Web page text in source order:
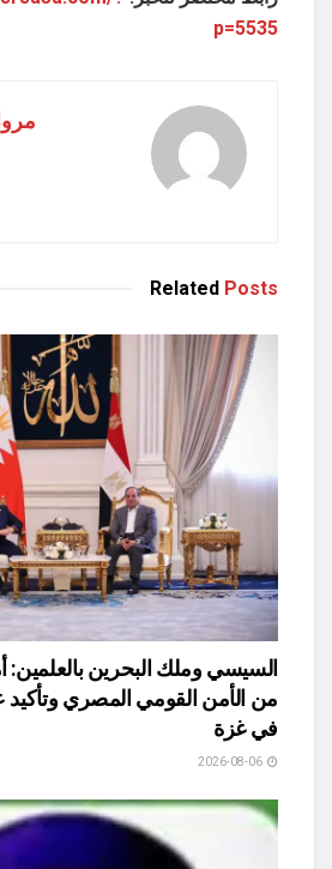
p=5535
Related Posts
السيسي وملك البحرين بالعلمين:
من الأمن القومي المصري
في غزة